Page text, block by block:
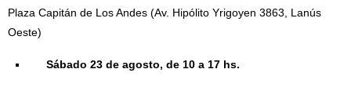
Plaza Capitán de Los Andes (Av. Hipólito Yrigoyen 3863, Lanús
Oeste)
Sábado 23 de agosto, de 10 a 17 hs.